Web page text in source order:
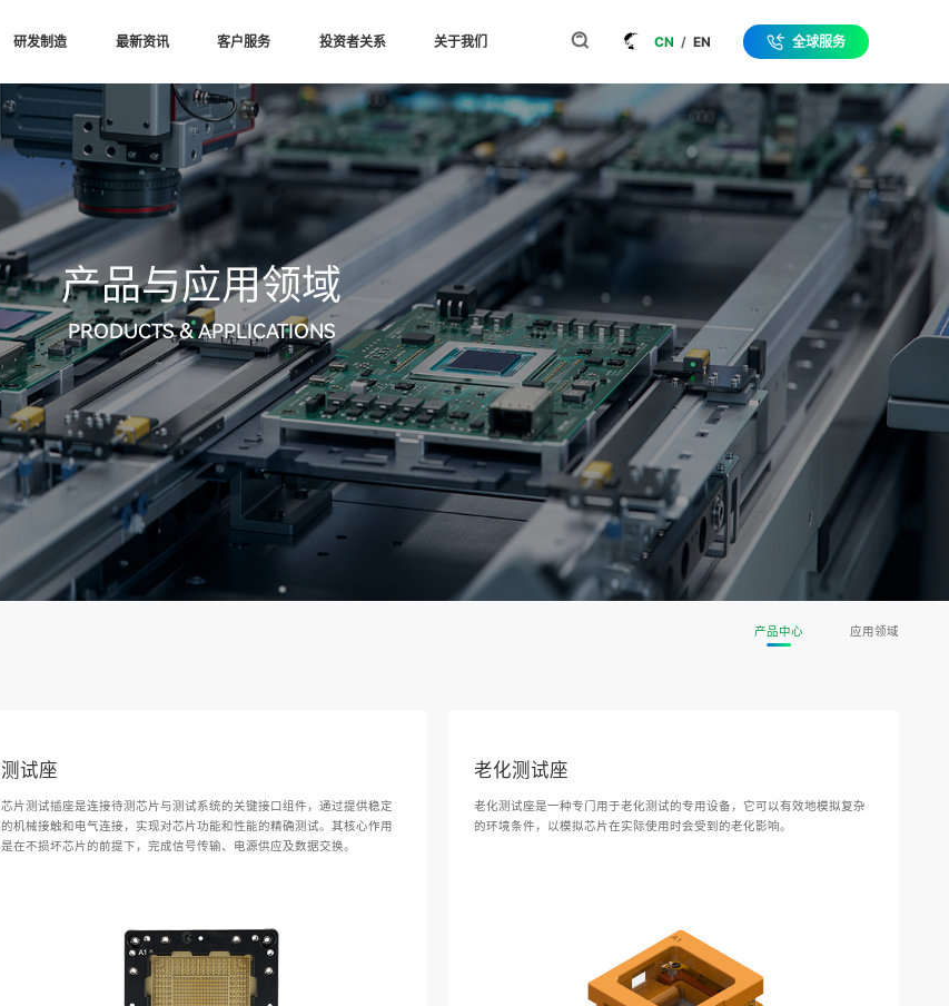
研发制造 最新资讯 客户服务 投资者关系 关于我们 CN / EN 全球服务
产品与应用领域
PRODUCTS & APPLICATIONS
产品中心 应用领域
测试座
芯片测试插座是连接待测芯片与测试系统的关键接口组件，通过提供稳定
的机械接触和电气连接，实现对芯片功能和性能的精确测试。其核心作用
是在不损坏芯片的前提下，完成信号传输、电源供应及数据交换。
老化测试座
老化测试座是一种专门用于老化测试的专用设备，它可以有效地模拟复杂
的环境条件，以模拟芯片在实际使用时会受到的老化影响。